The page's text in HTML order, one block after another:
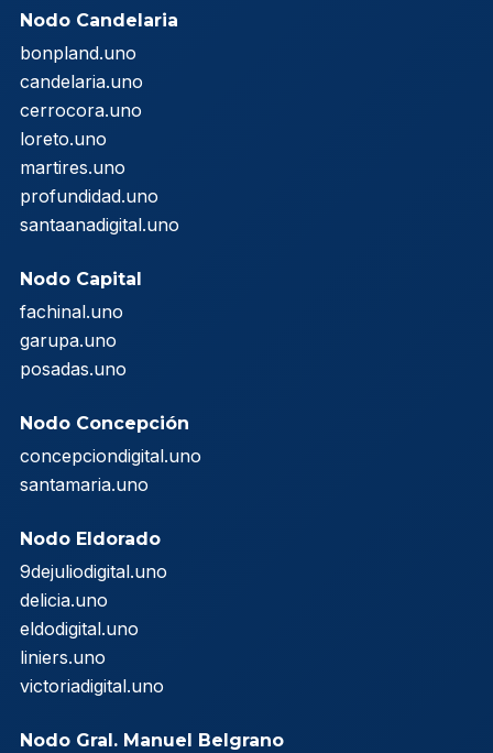
Nodo Candelaria
bonpland.uno
candelaria.uno
cerrocora.uno
loreto.uno
martires.uno
profundidad.uno
santaanadigital.uno
Nodo Capital
fachinal.uno
garupa.uno
posadas.uno
Nodo Concepción
concepciondigital.uno
santamaria.uno
Nodo Eldorado
9dejuliodigital.uno
delicia.uno
eldodigital.uno
liniers.uno
victoriadigital.uno
Nodo Gral. Manuel Belgrano